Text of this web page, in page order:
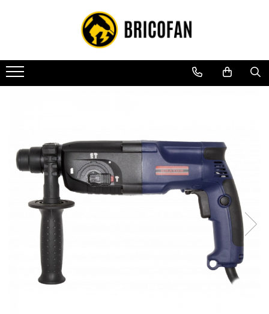
Toate Produsele
Vehicule electrice
Atv
Motocross
Piese de schimb vehicule electrice
Scutere electrice
Scutere pe benzina
Tricicluri cargo fara permis
Tricicluri persoane
Trotinete electrice
Biciclete, trotinete, triciclete